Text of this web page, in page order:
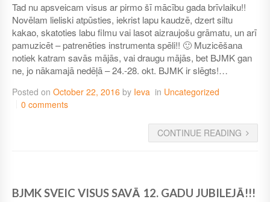
Tad nu apsveicam visus ar pirmo šī mācību gada brīvlaiku!!
Novēlam lieliski atpūsties, iekrist lapu kaudzē, dzert siltu
kakao, skatoties labu filmu vai lasot aizraujošu grāmatu, un arī
pamuzicēt – patrenēties instrumenta spēli!! 🙂 Muzicēšana
notiek katram savās mājās, vai draugu mājās, bet BJMK gan
ne, jo nākamajā nedēļā – 24.-28. okt. BJMK ir slēgts!…
Posted on October 22, 2016 by Ieva in Uncategorized
0 comments
CONTINUE READING
BJMK SVEIC VISUS SAVĀ 12. GADU JUBILEJĀ!!!